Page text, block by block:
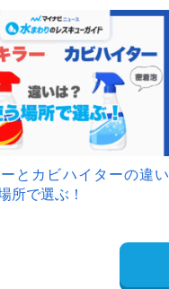
とカビハイターの違い
所で選ぶ！